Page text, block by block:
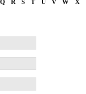
Q R S T U V W X